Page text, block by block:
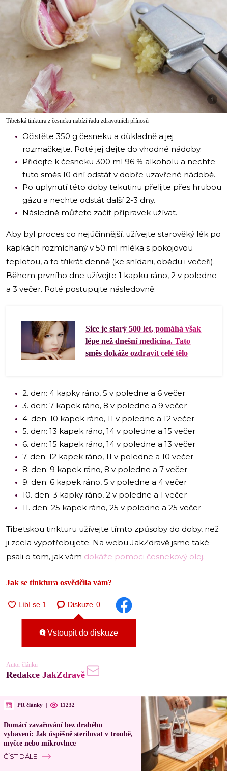
i
Tibetská tinktura z česneku nabízí řadu zdravotních přínosů
Očistěte 350 g česneku a důkladně a jej
rozmačkejte. Poté jej dejte do vhodné nádoby.
Přidejte k česneku 300 ml 96 % alkoholu a nechte
tuto směs 10 dní odstát v dobře uzavřené nádobě.
Po uplynutí této doby tekutinu přelijte přes hrubou
gázu a nechte odstát další 2-3 dny.
Následně můžete začít přípravek užívat.
Aby byl proces co nejúčinnější, užívejte starověký lék po
kapkách rozmíchaný v 50 ml mléka s pokojovou
teplotou, a to třikrát denně (ke snídani, obědu i večeři).
Během prvního dne užívejte 1 kapku ráno, 2 v poledne
a 3 večer. Poté postupujte následovně:
Sice je starý 500 let, pomáhá však
lépe než dnešní medicína. Tato
směs dokáže ozdravit celé tělo
2. den: 4 kapky ráno, 5 v poledne a 6 večer
3. den: 7 kapek ráno, 8 v poledne a 9 večer
4. den: 10 kapek ráno, 11 v poledne a 12 večer
5. den: 13 kapek ráno, 14 v poledne a 15 večer
6. den: 15 kapek ráno, 14 v poledne a 13 večer
7. den: 12 kapek ráno, 11 v poledne a 10 večer
8. den: 9 kapek ráno, 8 v poledne a 7 večer
9. den: 6 kapek ráno, 5 v poledne a 4 večer
10. den: 3 kapky ráno, 2 v poledne a 1 večer
11. den: 25 kapek ráno, 25 v poledne a 25 večer
Tibetskou tinkturu užívejte tímto způsoby do doby, než
ji zcela vypotřebujete. Na webu JakZdravě jsme také
psali o tom, jak vám dokáže pomoci česnekový olej.
Jak se tinktura osvědčila vám?
Diskuze 0
Vstoupit do diskuze
Autor článku
Redakce JakZdravě
PR články | 11232
Domácí zavařování bez drahého
vybavení: Jak úspěšně sterilovat v troubě,
myčce nebo mikrovlnce
ČÍST DÁLE